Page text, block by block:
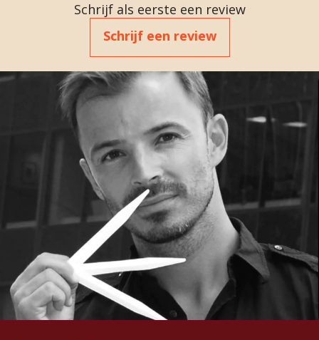
Schrijf als eerste een review
Schrijf een review